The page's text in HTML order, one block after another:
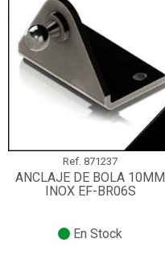
Ref. 871237
ANCLAJE DE BOLA 10MM
INOX EF-BR06S
En Stock